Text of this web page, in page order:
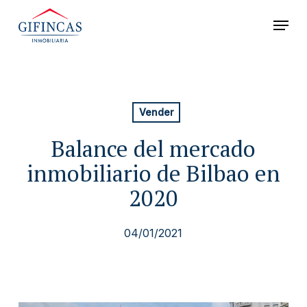
Menu
Vender
Balance del mercado
inmobiliario de Bilbao en
2020
04/01/2021